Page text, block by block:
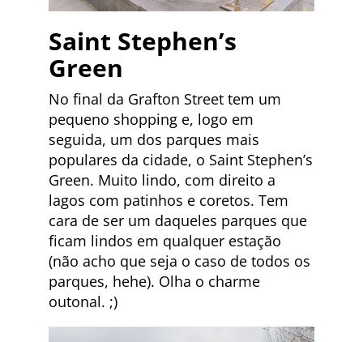
Saint Stephen’s
Green
No final da Grafton Street tem um
pequeno shopping e, logo em
seguida, um dos parques mais
populares da cidade, o Saint Stephen’s
Green. Muito lindo, com direito a
lagos com patinhos e coretos. Tem
cara de ser um daqueles parques que
ficam lindos em qualquer estação
(não acho que seja o caso de todos os
parques, hehe). Olha o charme
outonal. ;)